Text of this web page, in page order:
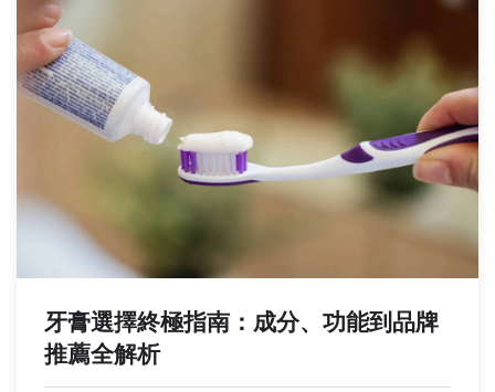
牙膏選擇終極指南：成分、功能到品牌
推薦全解析